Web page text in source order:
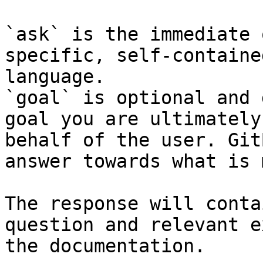
`ask` is the
specific, self-
language.
`goal` is optional and
goal you are
behalf of the user.
answer towards what
The response will
question and relevant
the documentation.